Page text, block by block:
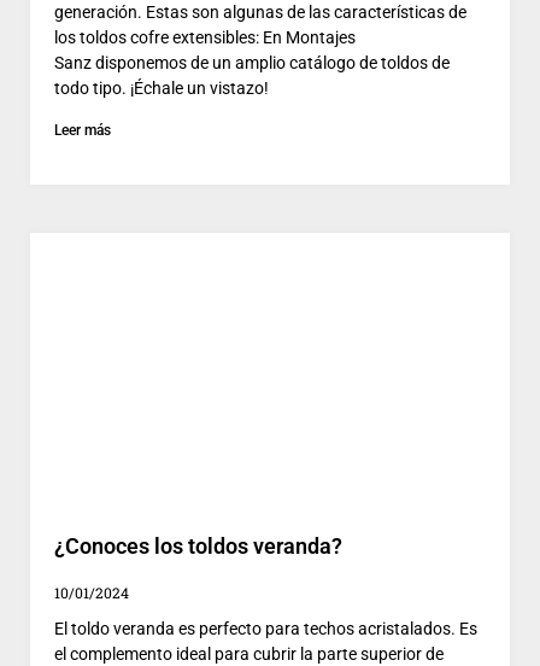
generación. Estas son algunas de las características de
los toldos cofre extensibles: En Montajes
Sanz disponemos de un amplio catálogo de toldos de
todo tipo. ¡Échale un vistazo!
Leer más
¿Conoces los toldos veranda?
10/01/2024
El toldo veranda es perfecto para techos acristalados. Es
el complemento ideal para cubrir la parte superior de